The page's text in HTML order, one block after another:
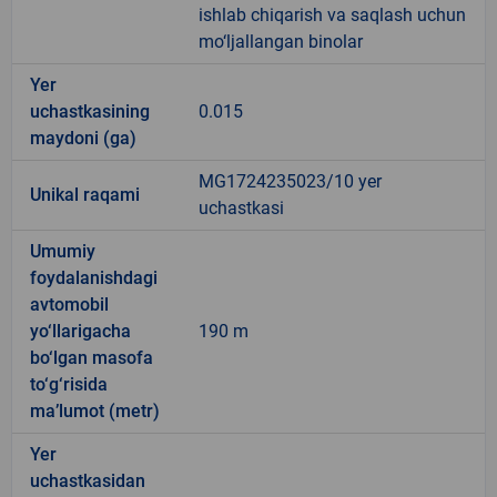
ishlab chiqarish va saqlash uchun
mo‘ljallangan binolar
Yer
uchastkasining
maydoni (ga)
0.015
Unikal raqami
MG1724235023/10 yer
uchastkasi
Umumiy
foydalanishdagi
avtomobil
yo‘llarigacha
bo‘lgan masofa
to‘g‘risida
ma’lumot (metr)
190 m
Yer
uchastkasidan